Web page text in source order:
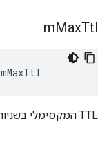
mMaxTtl
mMaxTtl
TTL המקסימלי בשניות.